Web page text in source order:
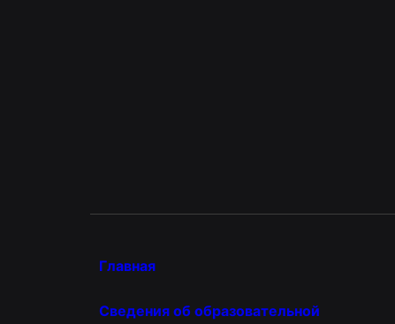
Главная
Сведения об образовательной